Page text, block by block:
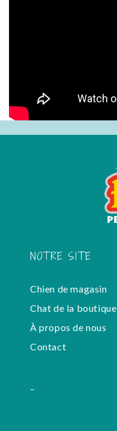
NOTRE SITE
Chien de magasin
Chat de la boutique
À propos de nous
Contact
-